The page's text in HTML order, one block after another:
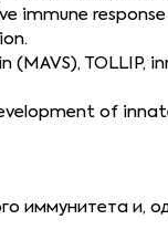
immune
TOLLIP,
of
иммунитета и,